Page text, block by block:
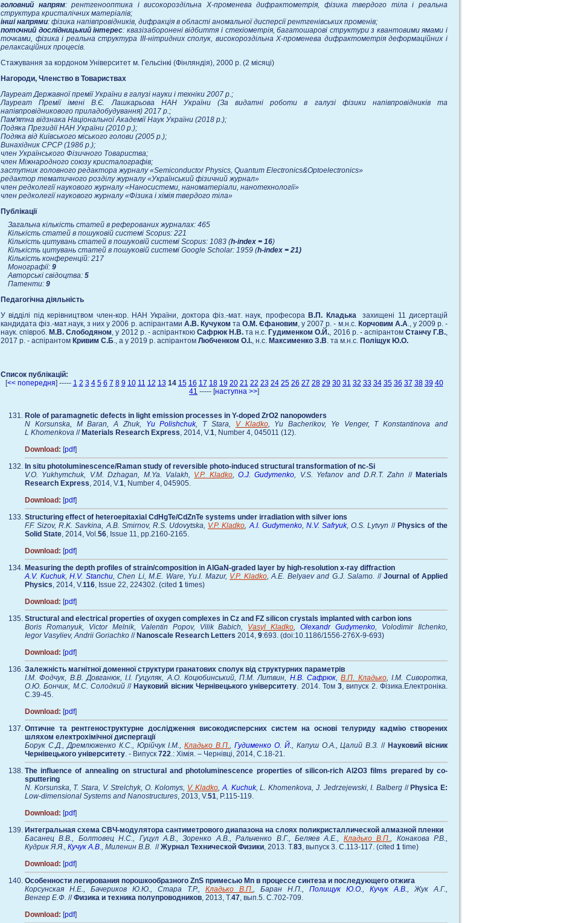
головний напрям: рентгенооптика і високороздільна Х-променева дифрактометрія, фізика твердого тіла і реальна
структура кристалічних матеріалів;
інші напрями: фізика напівпровідників, дифракція в області аномальної дисперсії рентгенівських променів;
поточний дослідницький інтерес: квазізаборонені відбиття і стехіометрія, багатошарові структури з квантовими ямами і
точками, фізика і реальна структура ІІІ-нітридних сполук, високороздільна Х-променева дифрактометрія деформаційних і
релаксаційних процесів.
Стажування за кордоном Університет м. Гельсінкі (Фінляндія), 2000 р. (2 місяці)
Нагороди, Членство в Товариствах
Лауреат Державної премії України в галузі науки і техніки 2007 р.;
Лауреат Премії імені В.Є. Лашкарьова НАН України (За видатні роботи в галузі фізики напівпровідників та
напівпровідникового приладобудування) 2017 р.;
Пам'ятна відзнака Національної Академії Наук України (2018 р.);
Подяка Президії НАН України (2010 р.);
Подяка від Київського міського голови (2005 р.);
Винахідник СРСР (1986 р.);
член Українського Фізичного Товариства;
член Міжнародного союзу кристалографів;
заступник головного редактора журналу «Semiconductor Physics, Quantum Electronics&Optoelectronics»
редактор тематичного розділу журналу «Український фізичний журнал»
член редколегії наукового журналу «Наносистеми, наноматеріали, нанотехнології»
член редколегії наукового журналу «Фізика і хімія твердого тіла»
Публікації
Загальна кількість статей в реферованих журналах: 465
Кількість статей в пошуковій системі Scopus: 221
Кількість цитувань статей в пошуковій системі Scopus: 1083 (h-index = 16)
Кількість цитувань статей в пошуковій системі Google Scholar: 1959 (h-index = 21)
Кількість конференцій: 217
Монографії: 9
Авторські свідоцтва: 5
Патенти: 9
Педагогічна діяльність
У вiддiлi пiд керiвництвом член-кор. НАН України, доктора фiз.-мат. наук, професора В.П. Кладьказахищенi 11 дисертацiй
кандидата фiз.-мат.наук, з них у 2006 р. аспiрантами А.В. Кучуком та О.М. Єфановим, у 2007 р. - м.н.с. Корчовим А.А., у 2009 р. -
наук. співроб. М.В. Слободяном, у 2012 р. - аспіранткоюСафрюк Н.В. та н.с. Гудименком О.Й., 2016 р. - аспірантом Станчу Г.В.,
2017 р. - аспірантом Кривим С.Б., а у 2019 р. аспірантом Любченком О.І., н.с. Максименко З.В. та м.н.с. Поліщук Ю.О.
Список публікацій:
[<< попередня] ----- 1 2 3 4 5 6 7 8 9 10 11 12 13 14 15 16 17 18 19 20 21 22 23 24 25 26 27 28 29 30 31 32 33 34 35 36 37 38 39 40
41 ----- [наступна >>]
Role of paramagnetic defects in light emission processes in Y-doped ZrO2 nanopowders
N Korsunska, M Baran, A Zhuk, Yu Polishchuk, T Stara, V Kladko, Yu Bacherikov, Ye Venger, T Konstantinova and
L Khomenkova // Materials Research Express, 2014, V.1, Number 4, 045011 (12).
Download: [pdf]
In situ photoluminescence/Raman study of reversible photo-induced structural transformation of nc-Si
V.O. Yukhymchuk, V.M. Dzhagan, M.Ya. Valakh, V.P. Kladko, O.J. Gudymenko, V.S. Yefanov and D.R.T. Zahn // Materials
Research Express, 2014, V.1, Number 4, 045905.
Download: [pdf]
Structuring effect of heteroepitaxial CdHgTe/CdZnTe systems under irradiation with silver ions
F.F. Sizov, R.K. Savkina, A.B. Smirnov, R.S. Udovytska, V.P. Kladko,A.I. Gudymenko, N.V. Safryuk, O.S. Lytvyn // Physics of the
Solid State, 2014, Vol.56, Issue 11, pp.2160-2165.
Download: [pdf]
Measuring the depth profiles of strain/composition in AlGaN-graded layer by high-resolution x-ray diffraction
A.V. Kuchuk, H.V. Stanchu, Chen Li, M.E. Ware, Yu.I. Mazur, V.P. Kladko, A.E. Belyaev and G.J. Salamo. // Journal of Applied
Physics, 2014, V.116, Issue 22, 224302. (cited 1 times)
Download: [pdf]
Structural and electrical properties of oxygen complexes in Cz and FZ silicon crystals implanted with carbon ions
Boris Romanyuk, Victor Melnik, Valentin Popov, Vilik Babich, Vasyl Kladko,Olexandr Gudymenko, Volodimir Ilchenko,
Iegor Vasyliev, Andrii Goriachko // Nanoscale Research Letters 2014, 9:693. (doi:10.1186/1556-276X-9-693)
Download: [pdf]
Залежність магнітної доменної структури гранатових сполук від структурних параметрів
І.М. Фодчук, В.В. Довганюк, І.І. Гуцуляк, А.О. Коцюбинський, П.М. Литвин, Н.В. Сафрюк,В.П. Кладько, І.М. Сиворотка,
О.Ю. Бончик, М.С. Солодкий// Науковий вісник Чернівецького університету. 2014. Том3, випуск 2. Фізика.Електроніка.
C.39-45.
Download: [pdf]
Оптичне та рентгеноструктурне дослідження високодисперсних систем на основі телуриду кадмію створених
шляхом електрохімічної диспергації
Борук С.Д., Дремлюженко К.С., Юрійчук І.М.,Кладько В.П.,Гудименко О. Й., Капуш О.А., Цалий В.З. // Науковий вісник
Чернівецького університету. - Випуск 722.: Хімія. – Чернівці, 2014, C.18-21.
The influence of annealing on structural and photoluminescence properties of silicon-rich Al2O3 films prepared by co-
sputtering
N. Korsunska, T. Stara, V. Strelchyk, O. Kolomys, V. Kladko,A. Kuchuk, L. Khomenkova, J. Jedrzejewski, I. Balberg// Physica E:
Low-dimensional Systems and Nanostructures, 2013, V.51, P.115-119.
Download: [pdf]
Интегральная схема СВЧ-модулятора сантиметрового диапазона на слоях поликристаллической алмазной пленки
Басанец В.В., Болтовец Н.С., Гуцул А.В., Зоренко А.В., Ральченко В.Г., Беляев А.Е., Кладько В.П., Конакова Р.В.,
Кудрик Я.Я., Кучук А.В., Миленин В.В. //Журнал Технической Физики, 2013. T.83, выпуск 3. C.113-117. (cited 1 time)
Download: [pdf]
Особенности легирования порошкообразного ZnS примесью Mn в процессе синтеза и последующего отжига
Корсунская Н.Е., Бачериков Ю.Ю., Стара Т.Р., Кладько В.П., Баран Н.П., Полищук Ю.О., Кучук А.В., Жук А.Г.,
Венгер Е.Ф. //Физика и техника полупроводников, 2013, Т.47, вып.5. С.702-709.
Download: [pdf]